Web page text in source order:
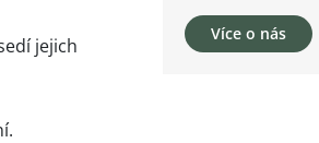
Více o nás
jejich